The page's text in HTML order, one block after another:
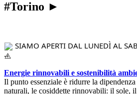
#Torino ►
SIAMO APERTI DAL LUNEDÌ AL
--
Energie rinnovabili e sostenibilità
Il punto essenziale è ridurre la
naturali, le cosiddette rinnovabili: il sole, il